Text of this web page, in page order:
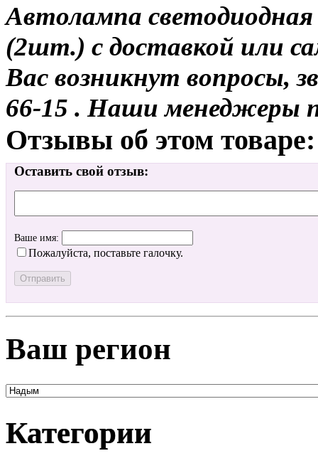
Автолампа светодиодная
(2шт.) с доставкой или
Вас возникнут вопросы,
66-15 . Наши менеджеры
Отзывы об этом товаре:
Оставить свой отзыв:
Ваше имя:
Пожалуйста, поставьте галочку.
Ваш регион
Категории